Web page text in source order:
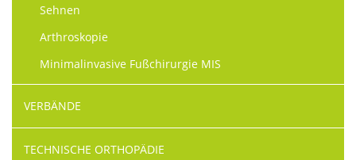
Sehnen
Arthroskopie
Minimalinvasive Fußchirurgie MIS
VERBÄNDE
TECHNISCHE ORTHOPÄDIE